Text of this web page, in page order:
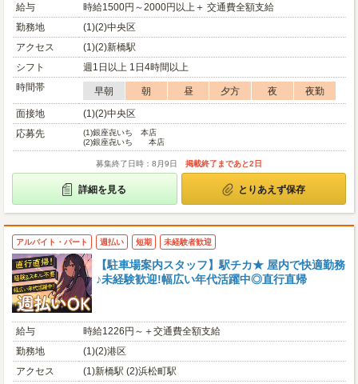
給与
時給1500円～2000円以上＋ 交通費全額支給
勤務地
(1)(2)中央区
アクセス
(1)(2)新橋駅
シフト
週1日以上 1日4時間以上
時間帯
早朝 朝 昼 夕方 夜
夜勤
面接地
(1)(2)中央区
応募先
(1)銀座㐂いち 本店
(2)銀座㐂いち 本店
募集終了日時：8月9日 掲載終了まであと2日
詳細を見る とりあえず保存
アルバイト・パート 週払い 短期 未経験者歓迎
【駐車場案内スタッフ】駅チカ★ 屋内で快適勤務
♪未経験歓迎!幅広い年代活躍中◎直行直帰
給与
時給1226円～＋交通費全額支給
勤務地
(1)(2)港区
アクセス
(1)新橋駅 (2)浜松町駅